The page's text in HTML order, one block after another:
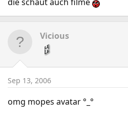
Vicious
Sep 13, 2006
omg mopes avatar °_°